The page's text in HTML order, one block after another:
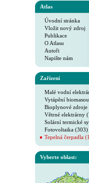
Atlas
Úvodní stránka
Vložit nový zdroj
Publikace
O Atlasu
Autoři
Napište nám
Zařízení
Malé vodní
Vytápění
Bioplynové zdroje
Větrné elektrárny
Solární termické
Fotovoltaika (303)
Tepelná čerpadla
Vyberte oblast: